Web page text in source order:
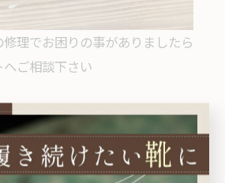
理でお困りの事がありましたら
ご相談下さい
＊＊
9-4